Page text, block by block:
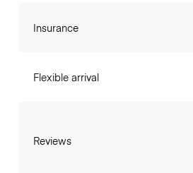
Insurance
Flexible arrival
Reviews